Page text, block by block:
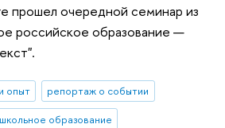
прошел очередной семинар из
российское образование —
опыт
репортаж о событии
школьное образование